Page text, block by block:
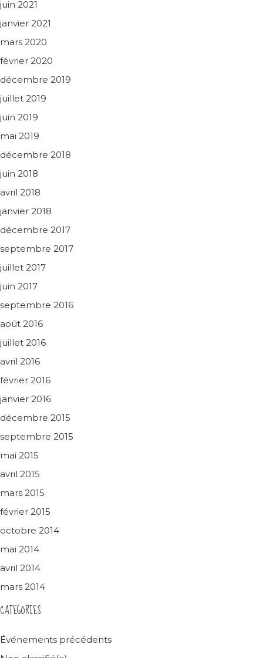
juin 2021
janvier 2021
mars 2020
février 2020
décembre 2019
juillet 2019
juin 2019
mai 2019
décembre 2018
juin 2018
avril 2018
janvier 2018
décembre 2017
septembre 2017
juillet 2017
juin 2017
septembre 2016
août 2016
juillet 2016
avril 2016
février 2016
janvier 2016
décembre 2015
septembre 2015
mai 2015
avril 2015
mars 2015
février 2015
octobre 2014
mai 2014
avril 2014
mars 2014
CATEGORIES
Événements précédents